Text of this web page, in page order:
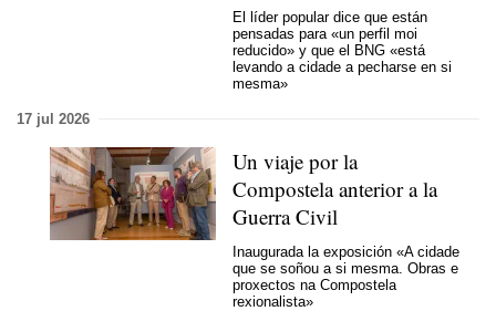
El líder popular dice que están
pensadas para «un perfil moi
reducido» y que el BNG «está
levando a cidade a pecharse en si
mesma»
17 jul 2026
Un viaje por la
Compostela anterior a la
Guerra Civil
Inaugurada la exposición «A cidade
que se soñou a si mesma. Obras e
proxectos na Compostela
rexionalista»